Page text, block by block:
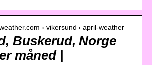
› vikersund › april-weather
Buskerud, Norge
måned |